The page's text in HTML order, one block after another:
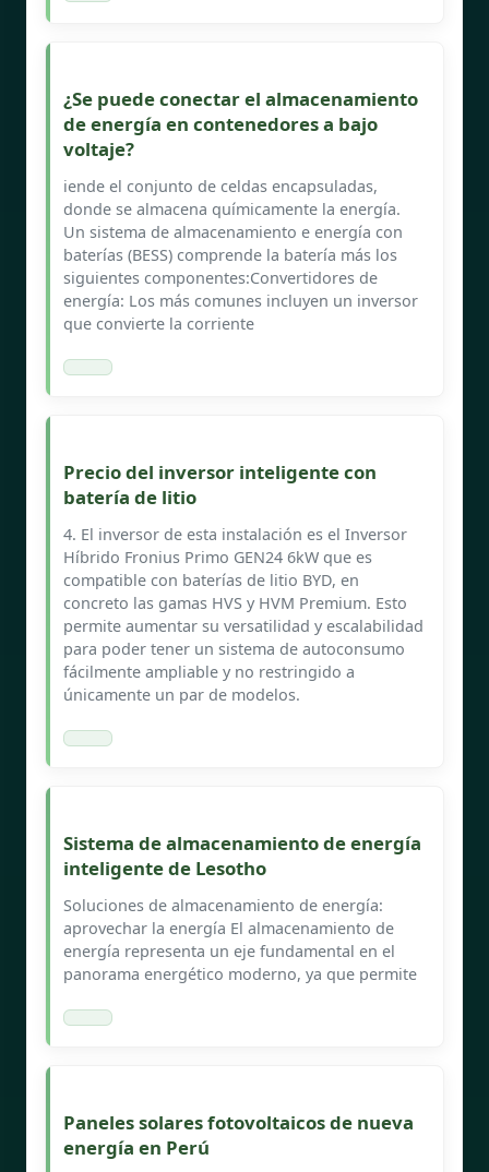
¿Se puede conectar el almacenamiento
de energía en contenedores a bajo
voltaje?
iende el conjunto de celdas encapsuladas,
donde se almacena químicamente la energía.
Un sistema de almacenamiento e energía con
baterías (BESS) comprende la batería más los
siguientes componentes:Convertidores de
energía: Los más comunes incluyen un inversor
que convierte la corriente
Precio del inversor inteligente con
batería de litio
4. El inversor de esta instalación es el Inversor
Híbrido Fronius Primo GEN24 6kW que es
compatible con baterías de litio BYD, en
concreto las gamas HVS y HVM Premium. Esto
permite aumentar su versatilidad y escalabilidad
para poder tener un sistema de autoconsumo
fácilmente ampliable y no restringido a
únicamente un par de modelos.
Sistema de almacenamiento de energía
inteligente de Lesotho
Soluciones de almacenamiento de energía:
aprovechar la energía El almacenamiento de
energía representa un eje fundamental en el
panorama energético moderno, ya que permite
Paneles solares fotovoltaicos de nueva
energía en Perú